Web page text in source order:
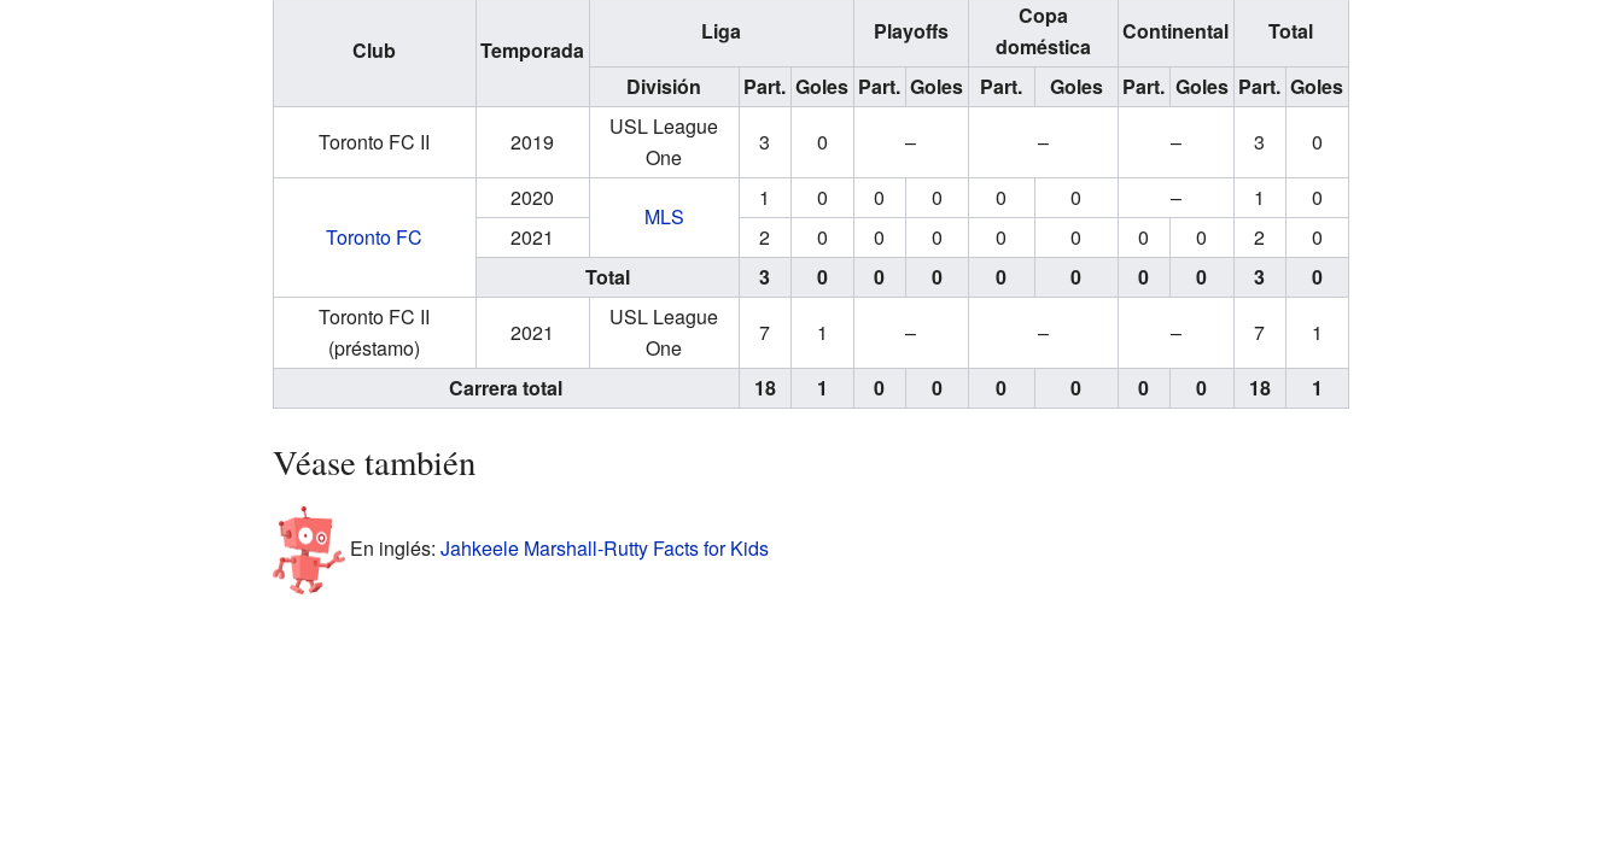
Club Temporada
Liga Playoffs
Copa
doméstica
Continental
Total
División
Part. Goles Part. Goles Part. Goles Part. Goles Part. Goles
Toronto FC II
2019
USL League
One
3 0 – – – 3 0
Toronto FC
2020
MLS
1 0 0 0 0 0 – 1
0
2021
2 0 0 0 0 0 0 0 2
0
Total
3 0 0 0 0 0 0 0 3
0
Toronto FC II
(préstamo)
2021
USL League
One
7 1 – – – 7
1
Carrera total
18 1 0 0 0 0 0 0 18 1
Véase también
En inglés: Jahkeele Marshall-Rutty Facts for Kids